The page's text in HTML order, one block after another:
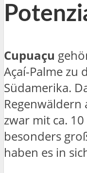
Cupuaçu
Açaí-Palme zu
Südamerika.
Regenwäldern
zwar mit ca.
besonders
haben es in